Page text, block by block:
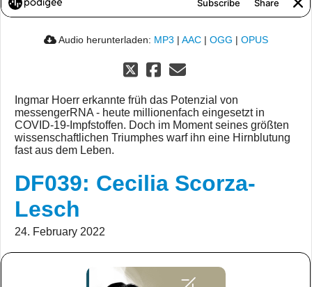
Audio herunterladen: MP3 | AAC | OGG | OPUS
Ingmar Hoerr erkannte früh das Potenzial von
messengerRNA - heute millionenfach eingesetzt in
COVID-19-Impfstoffen. Doch im Moment seines größten
wissenschaftlichen Triumphes warf ihn eine Hirnblutung
fast aus dem Leben.
DF039: Cecilia Scorza-
Lesch
24. February 2022